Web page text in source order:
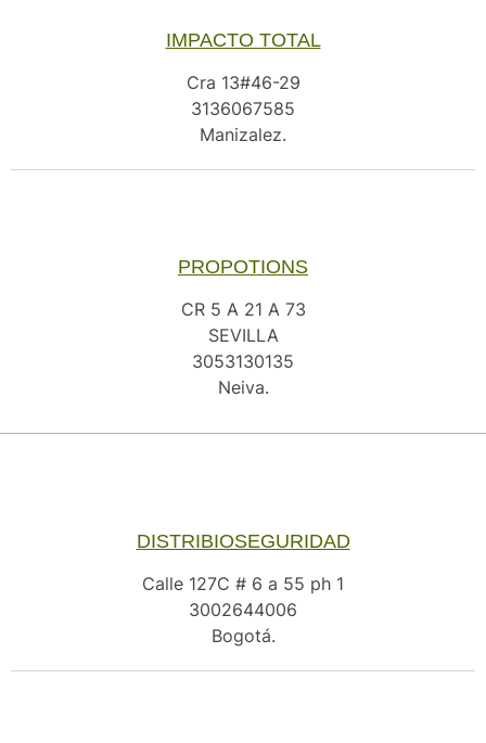
IMPACTO TOTAL
Cra 13#46-29
3136067585
Manizalez.
PROPOTIONS
CR 5 A 21 A 73
SEVILLA
3053130135
Neiva.
DISTRIBIOSEGURIDAD
Calle 127C # 6 a 55 ph 1
3002644006
Bogotá.